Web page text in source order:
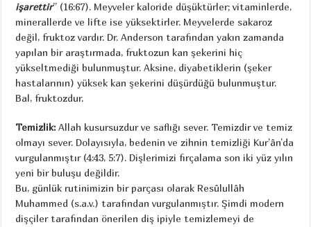
işarettir” (16:67). Meyveler kaloride düşüktürler; vitaminlerde,
minerallerde ve lifte ise yüksektirler. Meyvelerde sakaroz
değil, fruktoz vardır. Dr. Anderson tarafından yakın zamanda
yapılan bir araştırmada, fruktozun kan şekerini hiç
yükseltmediği bulunmuştur. Aksine, diyabetiklerin (şeker
hastalarının) yüksek kan şekerini düşürdüğü bulunmuştur.
Bal, fruktozdur.
Temizlik: Allah kusursuzdur ve saflığı sever. Temizdir ve temiz
olmayı sever. Dolayısıyla, bedenin ve zihnin temizliği Kur’ân’da
vurgulanmıştır (4:43, 5:7). Dişlerimizi fırçalama son iki yüz yılın
yeni bir buluşu değildir.
Bu, günlük rutinimizin bir parçası olarak Resûlullâh
Muhammed (s.a.v.) tarafından vurgulanmıştır. Şimdi modern
dişçiler tarafından önerilen diş ipiyle temizlemeyi de